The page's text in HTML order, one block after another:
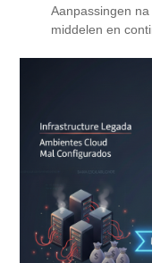
Aanpassingen
middelen en